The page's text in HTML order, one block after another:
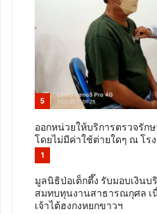
5
ออกหน่วยให้บริการตรวจรัก
โดยไม่มีค่าใช้ต่ายใดๆ ณ​ โร
1
มูลนิธิป่อเต็กตึ๊ง รับมอบเงินบ
สมทบทุนงานสาธารณกุศล เ
เจ้าไต้ฮงกงหยกขาวฯ